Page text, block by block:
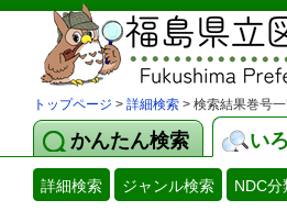
トップページ > 詳細検索 > 検索結果巻号
かんたん検索 い
詳細検索 ジャンル検索 NDC分